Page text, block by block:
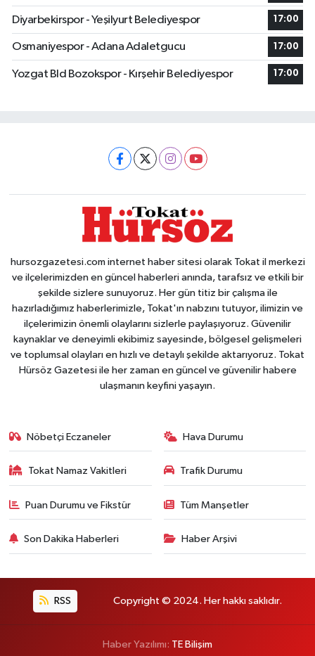
Diyarbekirspor - Yeşilyurt Belediyespor 17:00
Osmaniyespor - Adana Adaletgucu 17:00
Yozgat Bld Bozokspor - Kırşehir Belediyespor 17:00
hursozgazetesi.com internet haber sitesi olarak Tokat il merkezi
ve ilçelerimizden en güncel haberleri anında, tarafsız ve etkili bir
şekilde sizlere sunuyoruz. Her gün titiz bir çalışma ile
hazırladığımız haberlerimizle, Tokat'ın nabzını tutuyor, ilimizin ve
ilçelerimizin önemli olaylarını sizlerle paylaşıyoruz. Güvenilir
kaynaklar ve deneyimli ekibimiz sayesinde, bölgesel gelişmeleri
ve toplumsal olayları en hızlı ve detaylı şekilde aktarıyoruz. Tokat
Hürsöz Gazetesi ile her zaman en güncel ve güvenilir habere
ulaşmanın keyfini yaşayın.
Nöbetçi Eczaneler Hava Durumu
Tokat Namaz Vakitleri Trafik Durumu
Puan Durumu ve Fikstür Tüm Manşetler
Son Dakika Haberleri Haber Arşivi
RSS Copyright © 2024. Her hakkı saklıdır.
Haber Yazılımı: TE Bilişim